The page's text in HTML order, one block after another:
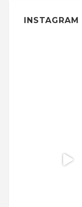
INSTAGRAM